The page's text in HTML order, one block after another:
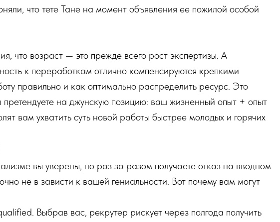
что тете Тане на момент объявления ее пожилой особой
что возраст — это прежде всего рост экспертизы. А
к переработкам отлично компенсируются крепкими
правильно и как оптимально распределить ресурс. Это
на джунскую позицию: ваш жизненный опыт + опыт
вам ухватить суть новой работы быстрее молодых и горячих
вы уверены, но раз за разом получаете отказ на вводном
не в зависти к вашей гениальности. Вот почему вам могут
Выбрав вас, рекрутер рискует через полгода получить